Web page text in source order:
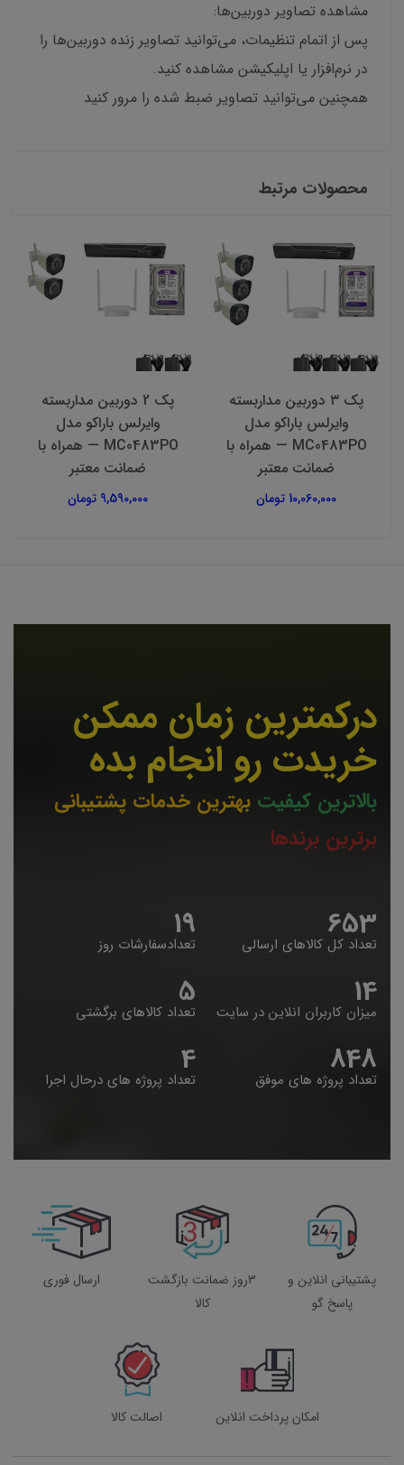
مشاهده تصاویر دوربین‌ها:
پس از اتمام تنظیمات، می‌توانید تصاویر زنده دوربین‌ها را
در نرم‌افزار یا اپلیکیشن مشاهده کنید.
همچنین می‌توانید تصاویر ضبط شده را مرور کنید
محصولات مرتبط
پک ۳ دوربین مداربسته
وایرلس باراکو مدل
MC0483PO — همراه با
ضمانت معتبر
10,060,000 تومان
پک 2 دوربین مداربسته
وایرلس باراکو مدل
MC0483PO — همراه با
ضمانت معتبر
9,590,000 تومان
درکمترین زمان ممکن
خریدت رو انجام بده
بالاترین کیفیت بهترین خدمات پشتیبانی
برترین برندها
653
تعداد کل کالاهای ارسالی 19
تعدادسفارشات روز
14
میزان کاربران انلاین در سایت 5
تعداد کالاهای برگشتی
848
تعداد پروژه های موفق 4
تعداد پروژه های درحال اجرا
پشتیبانی انلاین و
پاسخ گو
3روز ضمانت بازگشت
کالا
ارسال فوری
امکان پرداخت انلاین اصالت کالا